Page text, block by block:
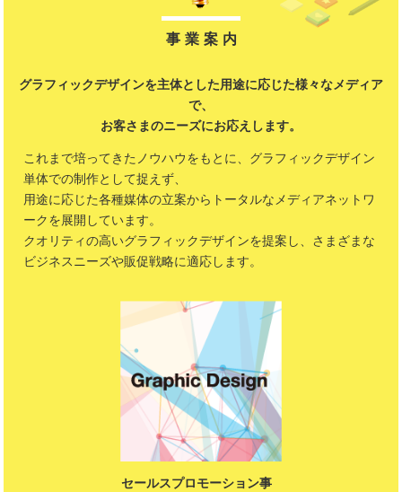
事 業 案 内
グラフィックデザインを主体とした用途に応じた様々なメディア
で、
お客さまのニーズにお応えします。
これまで培ってきたノウハウをもとに、グラフィックデザイン
単体での制作として捉えず、
用途に応じた各種媒体の立案からトータルなメディアネットワ
ークを展開しています。
クオリティの高いグラフィックデザインを提案し、さまざまな
ビジネスニーズや販促戦略に適応します。
セールスプロモーション事